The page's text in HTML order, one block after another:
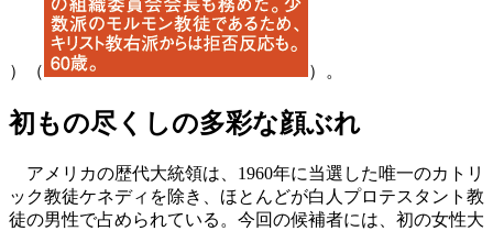
）（ ）。
初もの尽くしの多彩な顔ぶれ
アメリカの歴代大統領は、1960年に当選した唯一のカトリ
ック教徒ケネディを除き、ほとんどが白人プロテスタント教
徒の男性で占められている。今回の候補者には、初の女性大